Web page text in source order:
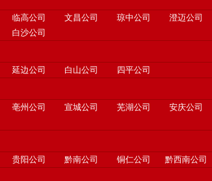
临高公司 文昌公司 琼中公司 澄迈公司
白沙公司
延边公司 白山公司 四平公司
亳州公司 宣城公司 芜湖公司 安庆公司
贵阳公司 黔南公司 铜仁公司 黔西南公司